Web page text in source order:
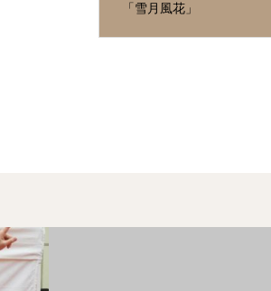
「雪月風花」